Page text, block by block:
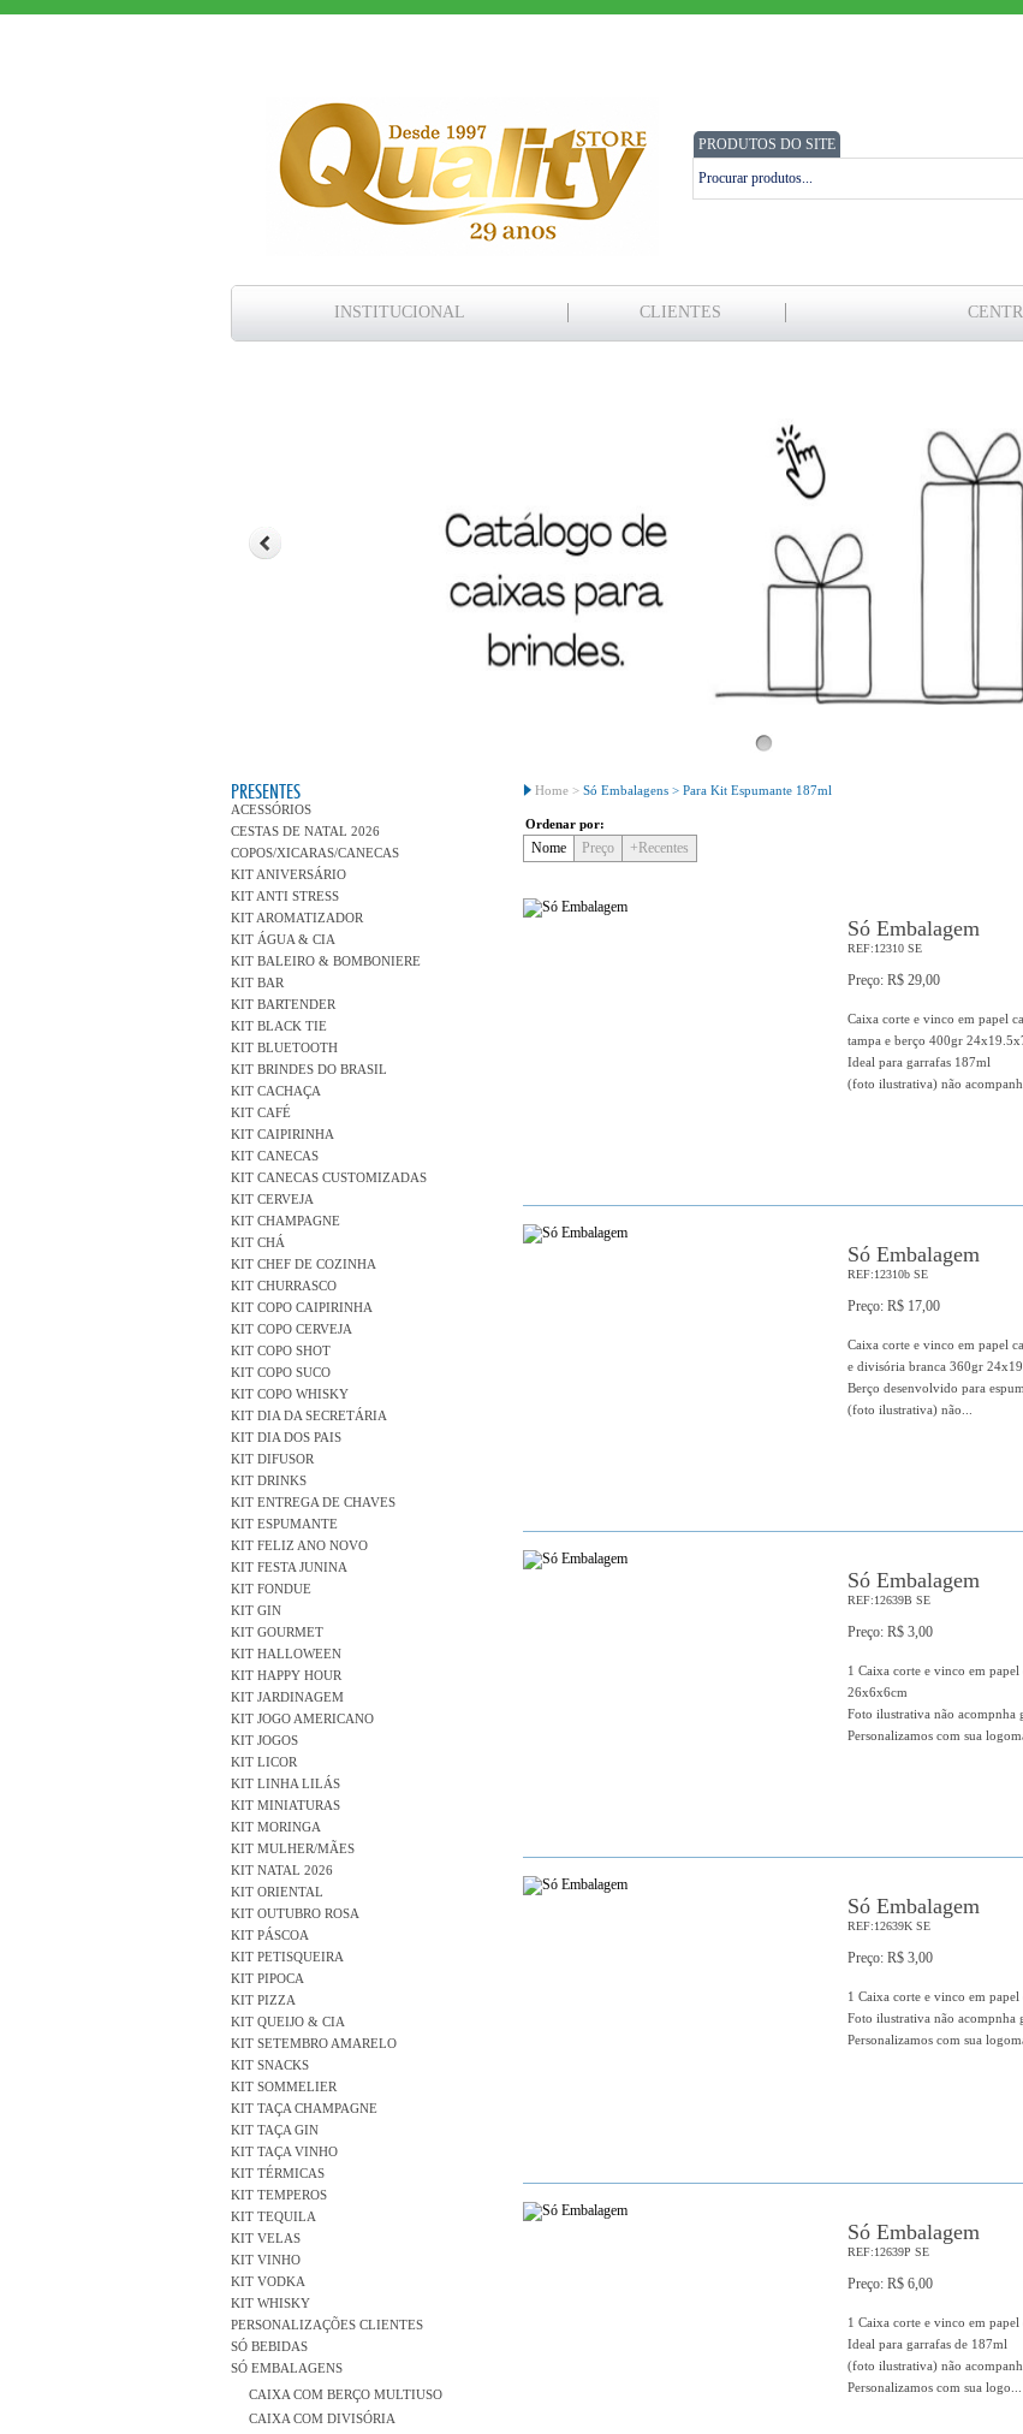
PRODUTOS DO SITE
INSTITUCIONAL CLIENTES
Conheça o nosso novo site!
PRESENTES
ACESSÓRIOS
CESTAS DE NATAL 2026
COPOS/XICARAS/CANECAS
KIT ANIVERSÁRIO
KIT ANTI STRESS
KIT AROMATIZADOR
KIT ÁGUA & CIA
KIT BALEIRO & BOMBONIERE
KIT BAR
KIT BARTENDER
KIT BLACK TIE
KIT BLUETOOTH
KIT BRINDES DO BRASIL
KIT CACHAÇA
KIT CAFÉ
KIT CAIPIRINHA
KIT CANECAS
KIT CANECAS CUSTOMIZADAS
KIT CERVEJA
KIT CHAMPAGNE
KIT CHÁ
KIT CHEF DE COZINHA
KIT CHURRASCO
KIT COPO CAIPIRINHA
KIT COPO CERVEJA
KIT COPO SHOT
KIT COPO SUCO
KIT COPO WHISKY
KIT DIA DA SECRETÁRIA
KIT DIA DOS PAIS
KIT DIFUSOR
KIT DRINKS
KIT ENTREGA DE CHAVES
KIT ESPUMANTE
KIT FELIZ ANO NOVO
KIT FESTA JUNINA
KIT FONDUE
KIT GIN
KIT GOURMET
KIT HALLOWEEN
KIT HAPPY HOUR
KIT JARDINAGEM
KIT JOGO AMERICANO
KIT JOGOS
KIT LICOR
KIT LINHA LILÁS
KIT MINIATURAS
KIT MORINGA
KIT MULHER/MÃES
KIT NATAL 2026
KIT ORIENTAL
KIT OUTUBRO ROSA
KIT PÁSCOA
KIT PETISQUEIRA
KIT PIPOCA
KIT PIZZA
KIT QUEIJO & CIA
KIT SETEMBRO AMARELO
KIT SNACKS
KIT SOMMELIER
KIT TAÇA CHAMPAGNE
KIT TAÇA GIN
KIT TAÇA VINHO
KIT TÉRMICAS
KIT TEMPEROS
KIT TEQUILA
KIT VELAS
KIT VINHO
KIT VODKA
KIT WHISKY
PERSONALIZAÇÕES CLIENTES
SÓ BEBIDAS
SÓ EMBALAGENS
CAIXA COM BERÇO MULTIUSO
CAIXA COM DIVISÓRIA
Home > Só Embalagens > Para Kit Espumante 187ml
Ordenar por:
Nome Preço +Recentes
Só Embalagem
REF:12310 SE
Preço: R$ 29,00
Caixa corte e vinco em papel
tampa e berço 400gr
Ideal para garrafas 187ml
(foto ilustrativa) não
Só Embalagem
REF:12310b SE
Preço: R$ 17,00
Caixa corte e vinco em papel
e divisória branca 360gr
Berço desenvolvido para
(foto ilustrativa) não...
Só Embalagem
REF:12639B SE
Preço: R$ 3,00
1 Caixa corte e vinco em
26x6x6cm
Foto ilustrativa não acompnha
Personalizamos com sua
Só Embalagem
REF:12639K SE
Preço: R$ 3,00
1 Caixa corte e vinco em
Foto ilustrativa não acompnha
Personalizamos com sua
Só Embalagem
REF:12639P SE
Preço: R$ 6,00
1 Caixa corte e vinco em
Ideal para garrafas de 187ml
(foto ilustrativa) não
Personalizamos com sua logo...